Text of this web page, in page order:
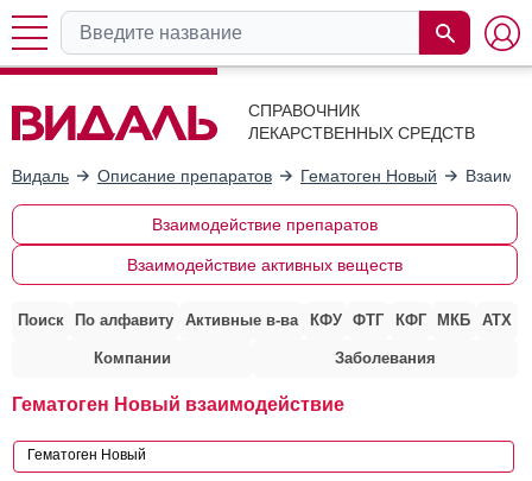
СПРАВОЧНИК
ЛЕКАРСТВЕННЫХ СРЕДСТВ
Видаль Описание препаратов Гематоген Новый
Взаимодействие препаратов
Взаимодействие активных веществ
Поиск По алфавиту Активные в-ва КФУ ФТГ КФГ МКБ АТХ
Компании Заболевания
Гематоген Новый взаимодействие